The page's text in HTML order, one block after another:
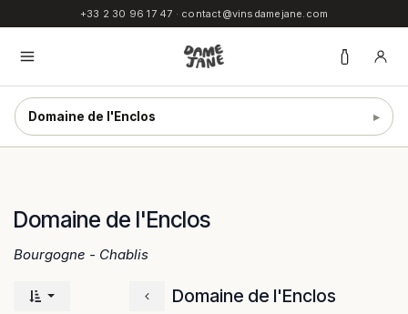
+33 2 30 96 17 47 · contact@vinsdamejane.com
Domaine de l'Enclos ▸
Domaine de l'Enclos
Bourgogne - Chablis
Domaine de l'Enclos